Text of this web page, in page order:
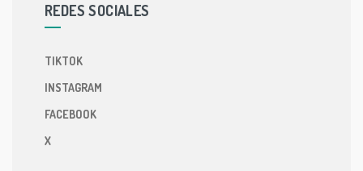
REDES SOCIALES
TIKTOK
INSTAGRAM
FACEBOOK
X